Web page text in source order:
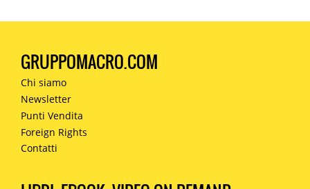
GRUPPOMACRO.COM
Chi siamo
Newsletter
Punti Vendita
Foreign Rights
Contatti